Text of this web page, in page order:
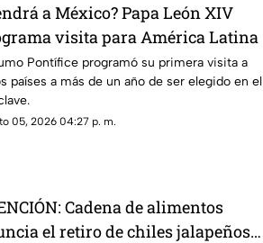
a México? Papa León XIV
visita para América Latina
Pontífice programó su primera visita a
países a más de un año de ser elegido en el
05, 2026 04:27 p. m.
Cadena de alimentos
el retiro de chiles jalapeños